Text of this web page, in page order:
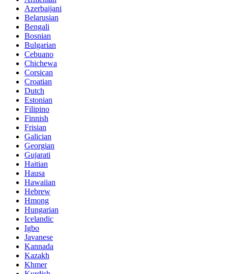
Azerbaijani
Belarusian
Bengali
Bosnian
Bulgarian
Cebuano
Chichewa
Corsican
Croatian
Dutch
Estonian
Filipino
Finnish
Frisian
Galician
Georgian
Gujarati
Haitian
Hausa
Hawaiian
Hebrew
Hmong
Hungarian
Icelandic
Igbo
Javanese
Kannada
Kazakh
Khmer